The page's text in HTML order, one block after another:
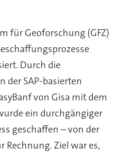
für Geoforschung (GFZ)
Durch die
der SAP-basierten
von Gisa mit dem
ein durchgängiger
geschaffen – von der
Rechnung. Ziel war es,